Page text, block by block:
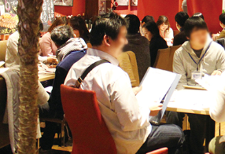
ARCHIVE
アーカイブ